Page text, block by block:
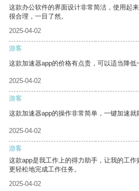
这款办公软件的界面设计非常简洁，使用起
很合理，一目了然。
2025-04-02
游客
这款加速器app的价格有点贵，可以适当降低
2025-04-02
游客
这款加速器app的操作非常简单，一键加速就
2025-04-02
游客
这款app是我工作上的得力助手，让我的工
更轻松地完成工作任务。
2025-04-02